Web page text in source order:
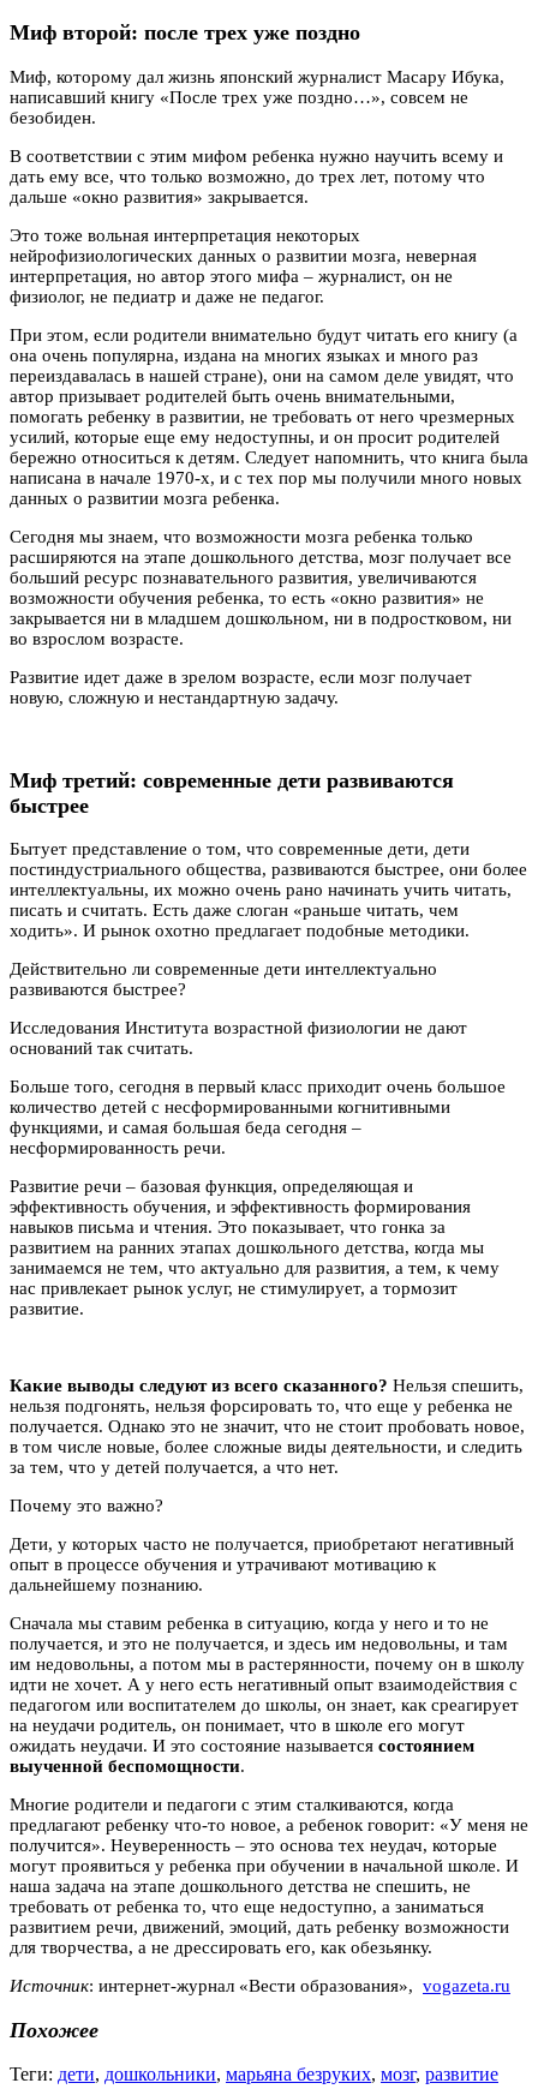
Миф второй: после трех уже поздно
Миф, которому дал жизнь японский журналист Масару Ибука,
написавший книгу «После трех уже поздно…», совсем не
безобиден.
В соответствии с этим мифом ребенка нужно научить всему и
дать ему все, что только возможно, до трех лет, потому что
дальше «окно развития» закрывается.
Это тоже вольная интерпретация некоторых
нейрофизиологических данных о развитии мозга, неверная
интерпретация, но автор этого мифа – журналист, он не
физиолог, не педиатр и даже не педагог.
При этом, если родители внимательно будут читать его книгу (а
она очень популярна, издана на многих языках и много раз
переиздавалась в нашей стране), они на самом деле увидят, что
автор призывает родителей быть очень внимательными,
помогать ребенку в развитии, не требовать от него чрезмерных
усилий, которые еще ему недоступны, и он просит родителей
бережно относиться к детям. Следует напомнить, что книга была
написана в начале 1970-х, и с тех пор мы получили много новых
данных о развитии мозга ребенка.
Сегодня мы знаем, что возможности мозга ребенка только
расширяются на этапе дошкольного детства, мозг получает все
больший ресурс познавательного развития, увеличиваются
возможности обучения ребенка, то есть «окно развития» не
закрывается ни в младшем дошкольном, ни в подростковом, ни
во взрослом возрасте.
Развитие идет даже в зрелом возрасте, если мозг получает
новую, сложную и нестандартную задачу.
Миф третий: современные дети развиваются
быстрее
Бытует представление о том, что современные дети, дети
постиндустриального общества, развиваются быстрее, они более
интеллектуальны, их можно очень рано начинать учить читать,
писать и считать. Есть даже слоган «раньше читать, чем
ходить». И рынок охотно предлагает подобные методики.
Действительно ли современные дети интеллектуально
развиваются быстрее?
Исследования Института возрастной физиологии не дают
оснований так считать.
Больше того, сегодня в первый класс приходит очень большое
количество детей с несформированными когнитивными
функциями, и самая большая беда сегодня –
несформированность речи.
Развитие речи – базовая функция, определяющая и
эффективность обучения, и эффективность формирования
навыков письма и чтения. Это показывает, что гонка за
развитием на ранних этапах дошкольного детства, когда мы
занимаемся не тем, что актуально для развития, а тем, к чему
нас привлекает рынок услуг, не стимулирует, а тормозит
развитие.
Какие выводы следуют из всего сказанного? Нельзя спешить,
нельзя подгонять, нельзя форсировать то, что еще у ребенка не
получается. Однако это не значит, что не стоит пробовать новое,
в том числе новые, более сложные виды деятельности, и следить
за тем, что у детей получается, а что нет.
Почему это важно?
Дети, у которых часто не получается, приобретают негативный
опыт в процессе обучения и утрачивают мотивацию к
дальнейшему познанию.
Сначала мы ставим ребенка в ситуацию, когда у него и то не
получается, и это не получается, и здесь им недовольны, и там
им недовольны, а потом мы в растерянности, почему он в школу
идти не хочет. А у него есть негативный опыт взаимодействия с
педагогом или воспитателем до школы, он знает, как среагирует
на неудачи родитель, он понимает, что в школе его могут
ожидать неудачи. И это состояние называется состоянием
выученной беспомощности.
Многие родители и педагоги с этим сталкиваются, когда
предлагают ребенку что-то новое, а ребенок говорит: «У меня не
получится». Неуверенность – это основа тех неудач, которые
могут проявиться у ребенка при обучении в начальной школе. И
наша задача на этапе дошкольного детства не спешить, не
требовать от ребенка то, что еще недоступно, а заниматься
развитием речи, движений, эмоций, дать ребенку возможности
для творчества, а не дрессировать его, как обезьянку.
Источник: интернет-журнал «Вести образования», vogazeta.ru
Похожее
Теги: дети, дошкольники, марьяна безруких, мозг, развитие